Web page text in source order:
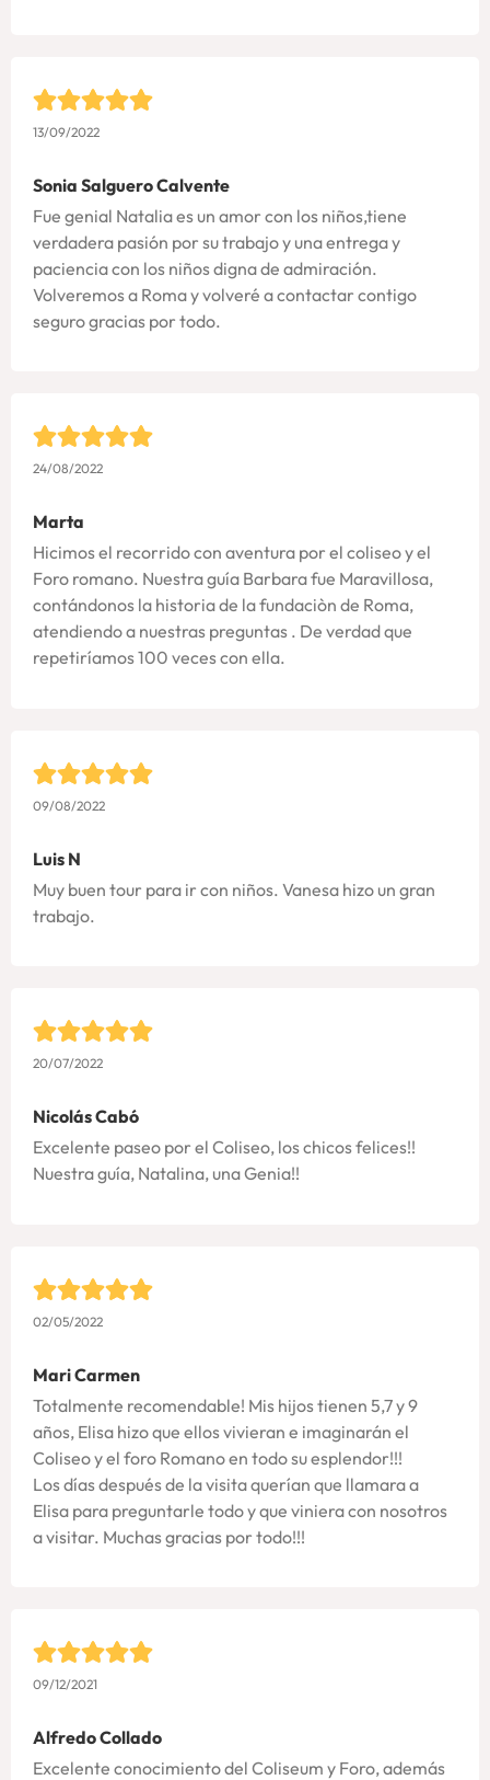
13/09/2022
Sonia Salguero Calvente
Fue genial Natalia es un amor con los niños,tiene
verdadera pasión por su trabajo y una entrega y
paciencia con los niños digna de admiración.
Volveremos a Roma y volveré a contactar contigo
seguro gracias por todo.
24/08/2022
Marta
Hicimos el recorrido con aventura por el coliseo y el
Foro romano. Nuestra guía Barbara fue Maravillosa,
contándonos la historia de la fundaciòn de Roma,
atendiendo a nuestras preguntas . De verdad que
repetiríamos 100 veces con ella.
09/08/2022
Luis N
Muy buen tour para ir con niños. Vanesa hizo un gran
trabajo.
20/07/2022
Nicolás Cabó
Excelente paseo por el Coliseo, los chicos felices!!
Nuestra guía, Natalina, una Genia!!
02/05/2022
Mari Carmen
Totalmente recomendable! Mis hijos tienen 5,7 y 9
años, Elisa hizo que ellos vivieran e imaginarán el
Coliseo y el foro Romano en todo su esplendor!!!
Los días después de la visita querían que llamara a
Elisa para preguntarle todo y que viniera con nosotros
a visitar. Muchas gracias por todo!!!
09/12/2021
Alfredo Collado
Excelente conocimiento del Coliseum y Foro, además